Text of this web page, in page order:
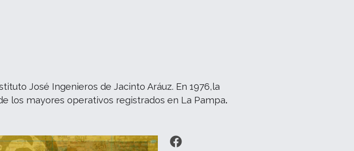
José Ingenieros de Jacinto Aráuz. En 1976,la
los mayores operativos registrados en La Pampa.